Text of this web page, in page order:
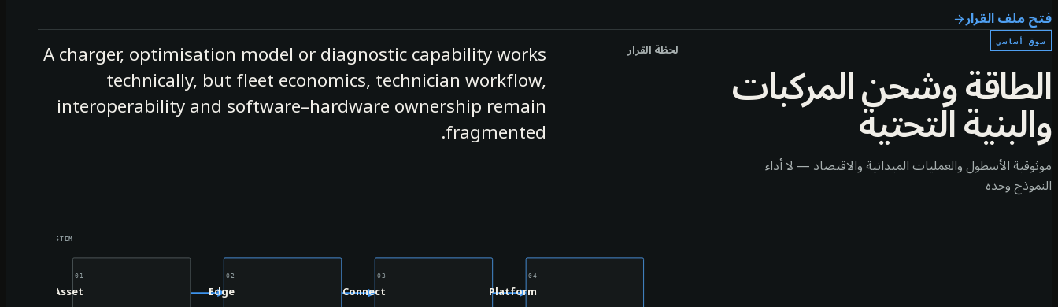
فتح ملف القرار
سوق أساسي
الطاقة وشحن المركبات
والبنية التحتية
موثوقية الأسطول والعمليات الميدانية والاقتصاد — لا أداء
النموذج وحده
لحظة القرار A charger, optimisation model or diagnostic capability works
technically, but fleet economics, technician workflow,
interoperability and software–hardware ownership remain
fragmented.
RUNTIME SYSTEM
01
Asset
02
Edge
03
Connect
04
Platform